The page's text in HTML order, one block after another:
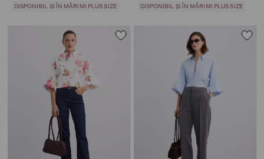
DISPONIBIL ȘI ÎN MĂRIMI PLUS SIZE DISPONIBIL ȘI ÎN MĂRIMI PLUS SIZE